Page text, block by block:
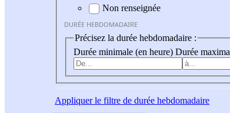
Non renseignée
DURÉE HEBDOMADAIRE
Précisez la durée hebdomadaire :
Durée minimale (en heure) Durée
Appliquerle filtre de durée hebdomadaire